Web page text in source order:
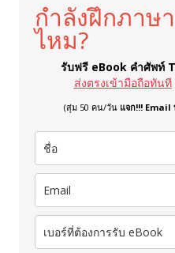
กำลังฝึกภาษ
ไหม?
รับฟรี eBook คำศัพท์
ส่งตรงเข้ามือถือทันที
(สุ่ม 50 คน/วัน แจก!!! Email